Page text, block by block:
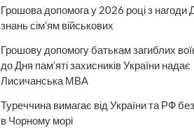
Грошова допомога у 2026 році з нагоди
знань сім’ям військових
Грошову допомогу батькам загиблих
до Дня пам’яті захисників України надає
Лисичанська МВА
Туреччина вимагає від України та РФ
в Чорному морі